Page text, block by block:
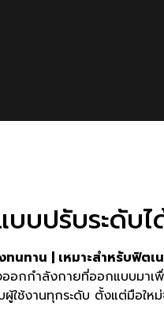
บบปรับระดับ
ทนทาน | เหมาะสำหรับฟิต
กกำลังกายที่ออกแบบมาเ
ผู้ใช้งานทุกระดับ ตั้งแต่มือใ